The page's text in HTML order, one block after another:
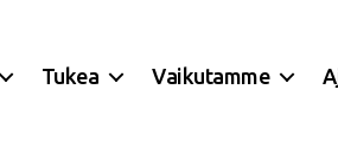
Tukea Vaikutamme